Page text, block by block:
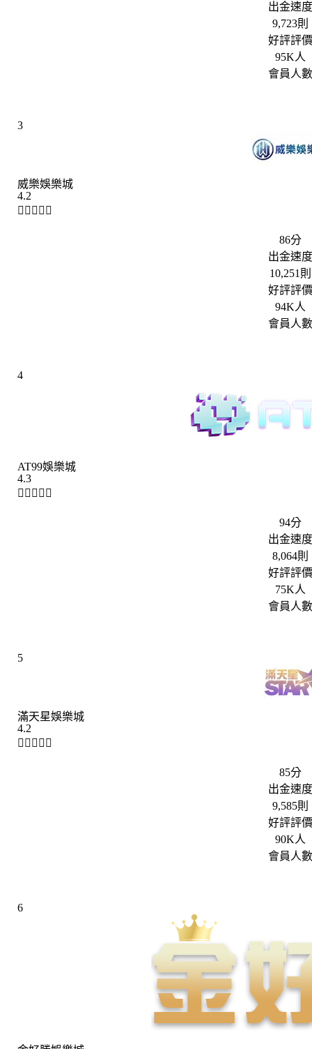
出金速度
9,723則
好評評價
95K人
會員人數
3
威樂娛樂城
4.2
    
86分
出金速度
10,251則
好評評價
94K人
會員人數
4
AT99娛樂城
4.3
    
94分
出金速度
8,064則
好評評價
75K人
會員人數
5
滿天星娛樂城
4.2
    
85分
出金速度
9,585則
好評評價
90K人
會員人數
6